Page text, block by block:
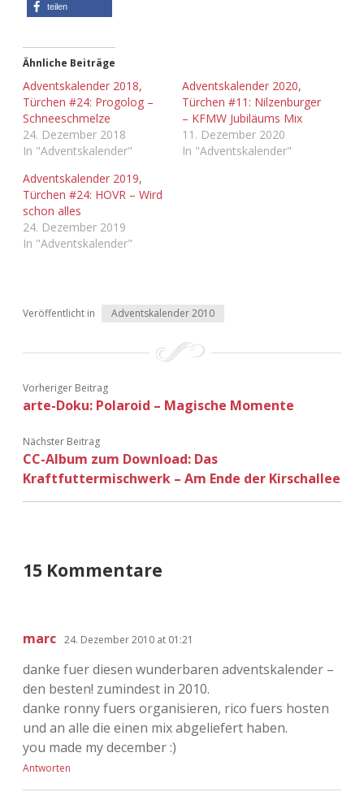
teilen
Ähnliche Beiträge
Adventskalender 2018,
Türchen #24: Progolog –
Schneeschmelze
24. Dezember 2018
In "Adventskalender"
Adventskalender 2020,
Türchen #11: Nilzenburger
– KFMW Jubiläums Mix
11. Dezember 2020
In "Adventskalender"
Adventskalender 2019,
Türchen #24: HOVR – Wird
schon alles
24. Dezember 2019
In "Adventskalender"
Veröffentlicht in Adventskalender 2010
Vorheriger Beitrag
arte-Doku: Polaroid – Magische Momente
Nächster Beitrag
CC-Album zum Download: Das
Kraftfuttermischwerk – Am Ende der Kirschallee
15 Kommentare
marc 24. Dezember 2010 at 01:21
danke fuer diesen wunderbaren adventskalender –
den besten! zumindest in 2010.
danke ronny fuers organisieren, rico fuers hosten
und an alle die einen mix abgeliefert haben.
you made my december :)
Antworten